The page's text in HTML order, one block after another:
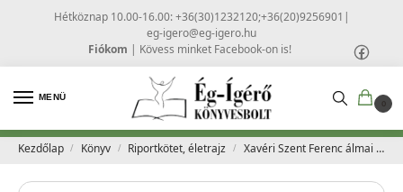
Hétköznap 10.00-16.00: +36(30)1232120;+36(20)9256901 |
eg-igero@eg-igero.hu
Fiókom | Kövess minket Facebook-on is!
MENÜ
0
Kezdőlap / Könyv / Riportkötet, életrajz / Xavéri Szent Ferenc álmai – José Ignacio Tellechea Idígoras